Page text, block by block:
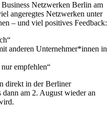
Netzwerken Berlin am
angeregtes Netzwerken unter
– und viel positives Feedback:
anderen Unternehmer*innen in
empfehlen“
direkt in der Berliner
am 2. August wieder an